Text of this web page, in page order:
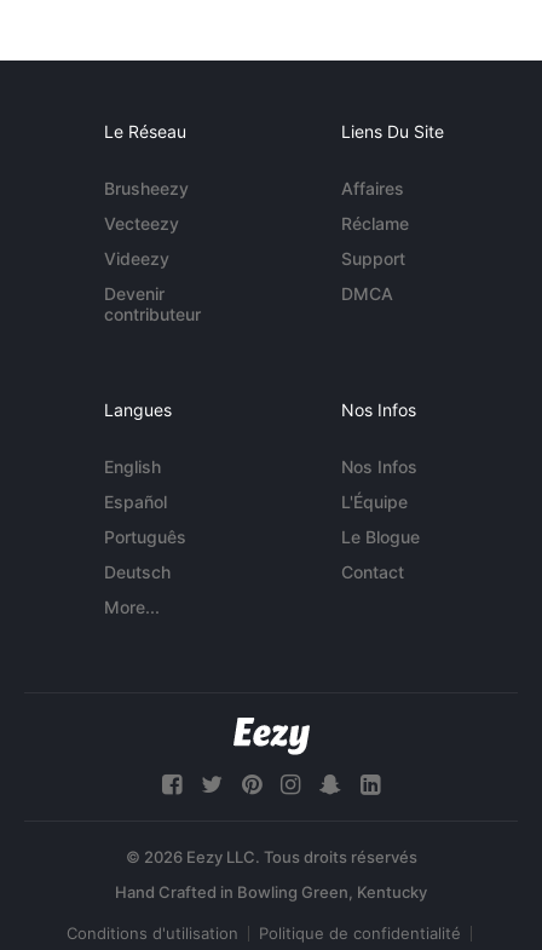
Le Réseau
Brusheezy
Vecteezy
Videezy
Devenir
contributeur
Liens Du Site
Affaires
Réclame
Support
DMCA
Langues
English
Español
Português
Deutsch
More...
Nos Infos
Nos Infos
L'Équipe
Le Blogue
Contact
© 2026 Eezy LLC. Tous droits réservés
Conditions d'utilisation Politique de confidentialité